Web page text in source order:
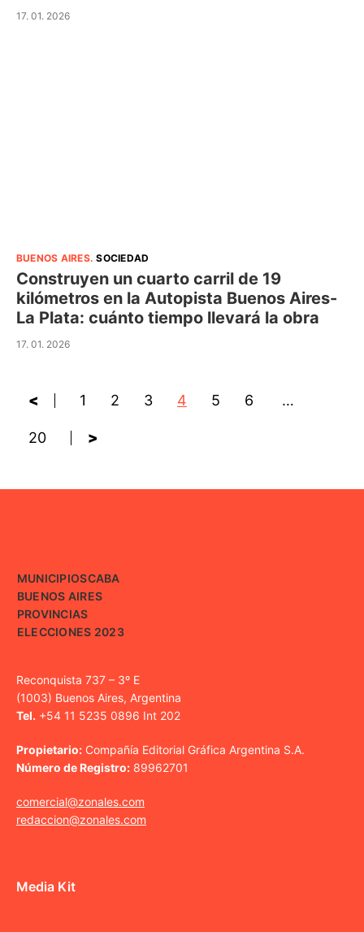
17. 01. 2026
BUENOS AIRES.SOCIEDAD
Construyen un cuarto carril de 19
kilómetros en la Autopista Buenos Aires-
La Plata: cuánto tiempo llevará la obra
17. 01. 2026
< 1 2 3 4 5 6 …
20 >
MUNICIPIOSCABA
BUENOS AIRES
PROVINCIAS
ELECCIONES 2023
Reconquista 737 – 3º E
(1003) Buenos Aires, Argentina
Tel. +54 11 5235 0896 Int 202
Propietario: Compañía Editorial Gráfica Argentina S.A.
Número de Registro: 89962701
comercial@zonales.com
redaccion@zonales.com
Media Kit